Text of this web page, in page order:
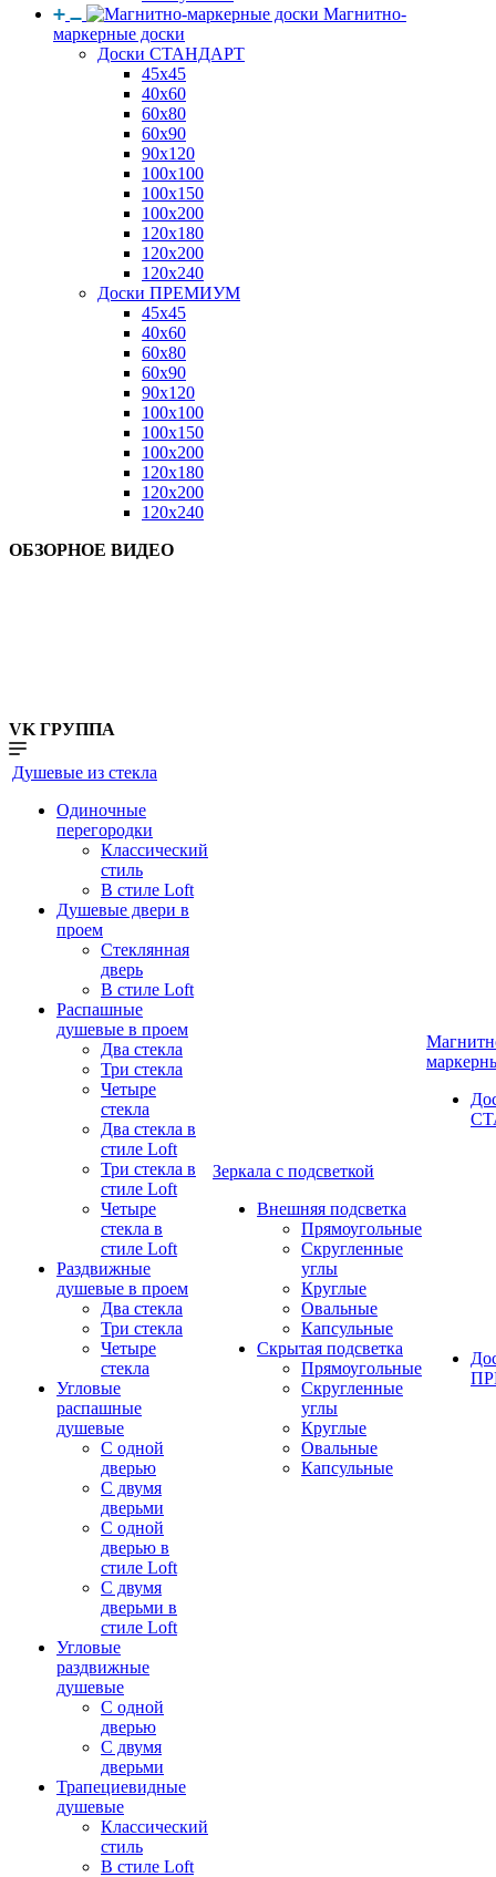
Магнитно-
маркерные доски
Доски СТАНДАРТ
45x45
40x60
60x80
60x90
90x120
100x100
100x150
100x200
120x180
120x200
120x240
Доски ПРЕМИУМ
45x45
40x60
60x80
60x90
90x120
100x100
100x150
100x200
120x180
120x200
120x240
ОБЗОРНОЕ ВИДЕО
VK ГРУППА
Душевые из стекла
Одиночные
перегородки
Классический
стиль
В стиле Loft
Душевые двери в
проем
Стеклянная
дверь
В стиле Loft
Распашные
душевые в проем
Два стекла
Три стекла
Четыре
стекла
Два стекла в
стиле Loft
Три стекла в
стиле Loft
Четыре
стекла в
стиле Loft
Раздвижные
душевые в проем
Два стекла
Три стекла
Четыре
стекла
Угловые
распашные
душевые
С одной
дверью
С двумя
дверьми
С одной
дверью в
стиле Loft
С двумя
дверьми в
стиле Loft
Угловые
раздвижные
душевые
С одной
дверью
С двумя
дверьми
Трапециевидные
душевые
Классический
стиль
В стиле Loft
Зеркала с подсветкой
Внешняя подсветка
Прямоугольные
Скругленные
углы
Круглые
Овальные
Капсульные
Скрытая подсветка
Прямоугольные
Скругленные
углы
Круглые
Овальные
Капсульные